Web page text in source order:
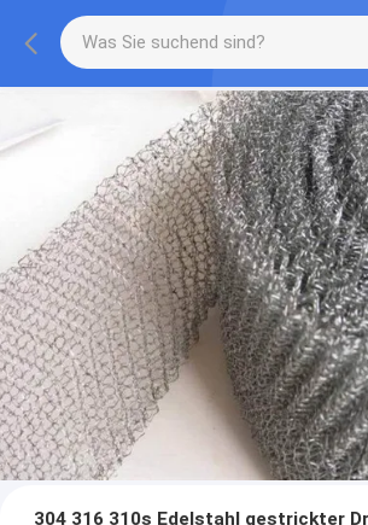
304 316 310s Edelstahl gestrickter